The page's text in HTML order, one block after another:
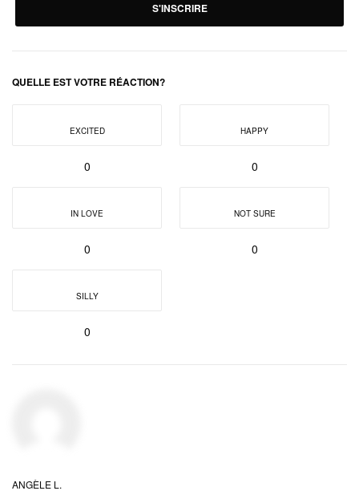
S'INSCRIRE
QUELLE EST VOTRE RÉACTION?
EXCITED
0
HAPPY
0
IN LOVE
0
NOT SURE
0
SILLY
0
ANGÈLE L.